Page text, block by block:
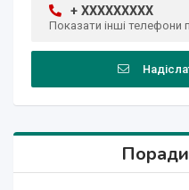
+ XXXXXXXXX
Показати інші телефони